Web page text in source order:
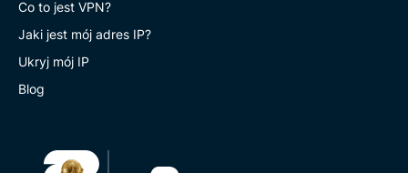
Co to jest VPN?
Jaki jest mój adres IP?
Ukryj mój IP
Blog